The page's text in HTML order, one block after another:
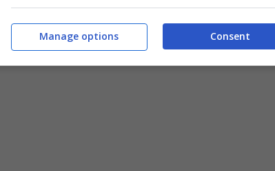
Consent
Manage options